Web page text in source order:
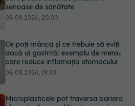
Ce poți mânca și ce trebuie să eviți
dacă ai gastrită: exemplu de meniu
care reduce inflamația stomacului
Microplasticele pot traversa bariera
placentară și modifica hormonii